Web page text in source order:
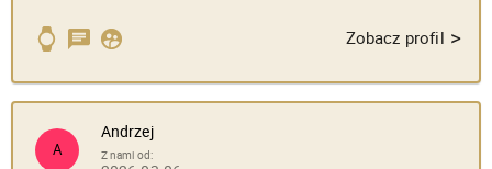
Zobacz profil >
A
Andrzej
Z nami od: